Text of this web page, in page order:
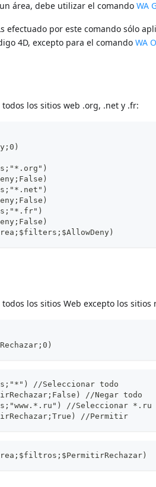
área, debe utilizar el comandoWA
efectuado por este comando sólo
4D, excepto para el comandoWA
los sitios web .org, .net y .fr:
los sitios Web excepto los sitios
//Seleccionar todo
//Negar todo
//Seleccionar *.ru
//Permitir